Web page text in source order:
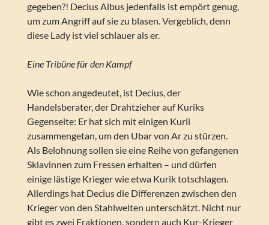
gegeben?! Decius Albus jedenfalls ist empört genug,
um zum Angriff auf sie zu blasen. Vergeblich, denn
diese Lady ist viel schlauer als er.
Eine Tribüne für den Kampf
Wie schon angedeutet, ist Decius, der
Handelsberater, der Drahtzieher auf Kuriks
Gegenseite: Er hat sich mit einigen Kurii
zusammengetan, um den Ubar von Ar zu stürzen.
Als Belohnung sollen sie eine Reihe von gefangenen
Sklavinnen zum Fressen erhalten – und dürfen
einige lästige Krieger wie etwa Kurik totschlagen.
Allerdings hat Decius die Differenzen zwischen den
Krieger von den Stahlwelten unterschätzt. Nicht nur
gibt es zwei Fraktionen, sondern auch Kur-Krieger